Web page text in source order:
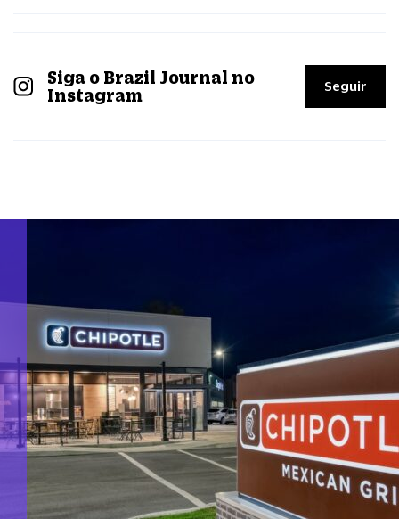
Siga o Brazil Journal no
Instagram
Seguir